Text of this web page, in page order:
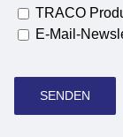
TRACO
E-Mail-